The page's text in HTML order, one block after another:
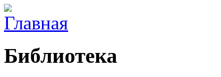
Библиотека